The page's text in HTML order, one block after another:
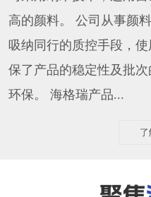
高的颜料。 公司从事颜
吸纳同行的质控手段，
保了产品的稳定性及批
环保。 海格瑞产品...
了